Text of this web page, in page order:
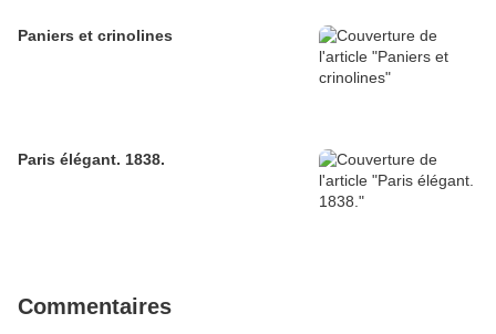
Paniers et crinolines
Paris élégant. 1838.
Commentaires